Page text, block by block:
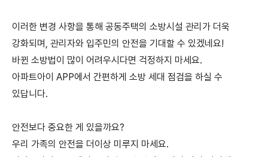
이러한 변경 사항을 통해 공동주택의 소방시설 관리가 더욱
강화되며, 관리자와 입주민의 안전을 기대할 수 있겠네요!
바뀐 소방법이 많이 어려우시다면 걱정하지 마세요.
아파트아이 APP에서 간편하게 소방 세대 점검을 하실 수
있답니다.
안전보다 중요한 게 있을까요?
우리 가족의 안전을 더이상 미루지 마세요.